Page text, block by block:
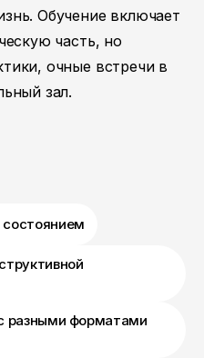
Обучение включает
часть, но
очные встречи в
зал.
разными форматами